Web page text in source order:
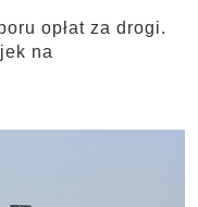
opłat za drogi.
na